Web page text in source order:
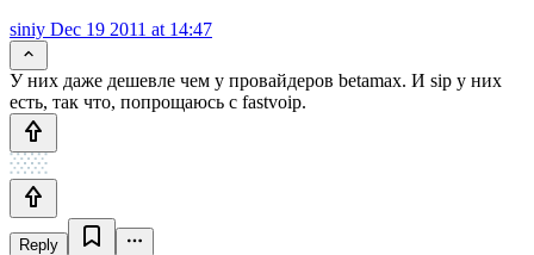
siniy Dec 19 2011 at 14:47
У них даже дешевле чем у провайдеров betamax. И sip у них
есть, так что, попрощаюсь с fastvoip.
Reply